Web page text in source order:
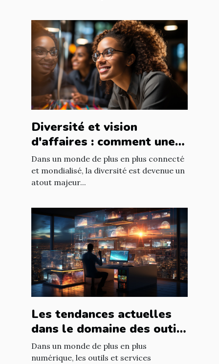
Diversité et vision
d'affaires : comment une
équipe diversifiée peut
stimuler l'innovation
Dans un monde de plus en plus connecté
et mondialisé, la diversité est devenue un
atout majeur...
Les tendances actuelles
dans le domaine des outils
et services numériques
Dans un monde de plus en plus
numérique, les outils et services